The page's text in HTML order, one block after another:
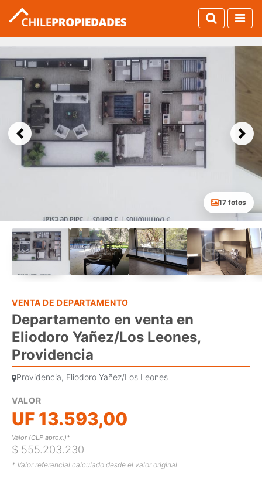
Previous Next
17 fotos
VENTA DE DEPARTAMENTO
Departamento en venta en
Eliodoro Yañez/Los Leones,
Providencia
Providencia, Eliodoro Yañez/Los Leones
VALOR
UF 13.593,00
Valor (CLP aprox.)*
$ 555.203.230
* Valor referencial calculado desde el valor original.